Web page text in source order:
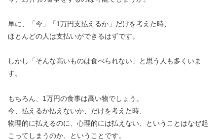
単に、「今」「1万円支払えるか」だけを考えた時、
ほとんどの人は支払いができるはずです。
しかし「そんな高いものは食べられない」と思う人も多くいま
す。
もちろん、1万円の食事は高い物でしょう。
今、払えるか払えないか、だけを考えた時、
物理的に払えるのに、心理的には払えない、ということはなぜ起
こってしまうのか、ということです。